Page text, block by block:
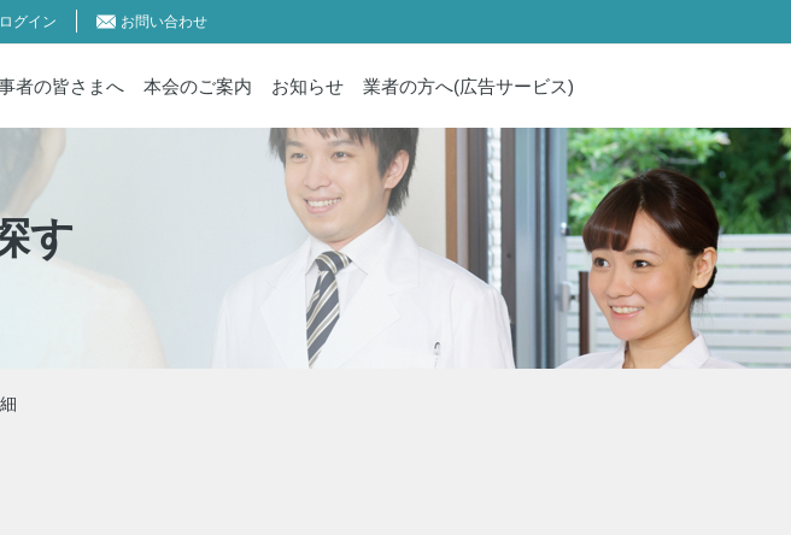
グイン お問い合わせ
者の皆さまへ 本会のご案内 お知らせ 業者の方へ(広告サービス)
す